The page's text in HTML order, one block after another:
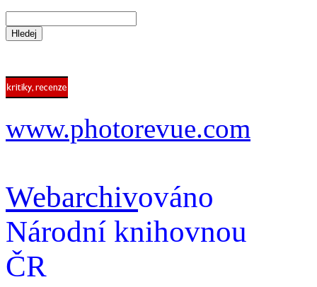
www.photorevue.com
Webarchivováno
Národní knihovnou
ČR